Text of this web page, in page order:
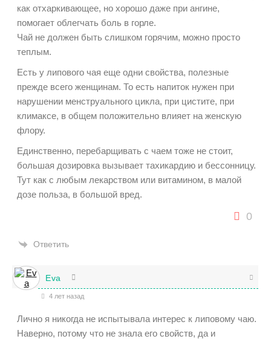
как отхаркивающее, но хорошо даже при ангине,
помогает облегчать боль в горле.
Чай не должен быть слишком горячим, можно просто
теплым.
Есть у липового чая еще одни свойства, полезные
прежде всего женщинам. То есть напиток нужен при
нарушении менструального цикла, при цистите, при
климаксе, в общем положительно влияет на женскую
флору.
Единственно, перебарщивать с чаем тоже не стоит,
большая дозировка вызывает тахикардию и бессонницу.
Тут как с любым лекарством или витамином, в малой
дозе польза, в большой вред.
0
Ответить
Eva
4 лет назад
Лично я никогда не испытывала интерес к липовому чаю.
Наверно, потому что не знала его свойств, да и